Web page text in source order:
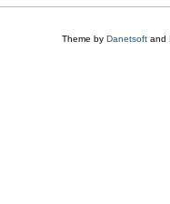
Theme by Danetsoft and